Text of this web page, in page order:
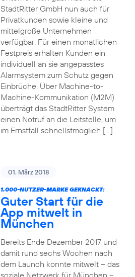
StadtRitter GmbH nun auch für
Privatkunden sowie kleine und
mittelgroße Unternehmen
verfügbar: Für einen monatlichen
Festpreis erhalten Kunden ein
individuell an sie angepasstes
Alarmsystem zum Schutz gegen
Einbrüche. Über Machine-to-
Machine-Kommunikation (M2M)
überträgt das StadtRitter System
einen Notruf an die Leitstelle, um
im Ernstfall schnellstmöglich […]
01. März 2018
1.000-NUTZER-MARKE GEKNACKT:
Guter Start für die
App mitwelt in
München
Bereits Ende Dezember 2017 und
damit rund sechs Wochen nach
dem Launch konnte mitwelt – das
soziale Netzwerk für München –